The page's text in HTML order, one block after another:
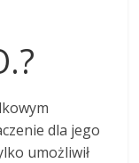
dla jego
umożliwił